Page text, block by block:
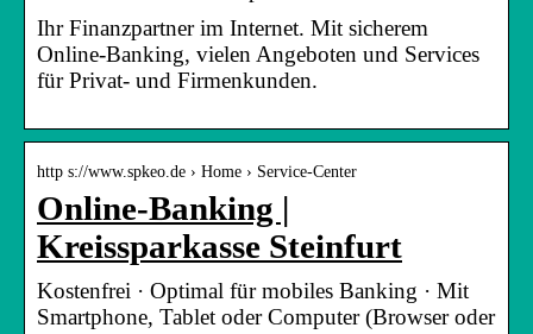
Ihr Finanzpartner im Internet. Mit sicherem
Online-Banking, vielen Angeboten und Services
für Privat- und Firmenkunden.
http s://www.spkeo.de › Home › Service-Center
Online-Banking |
Kreissparkasse Steinfurt
Kostenfrei · Optimal für mobiles Banking · Mit
Smartphone, Tablet oder Computer (Browser oder